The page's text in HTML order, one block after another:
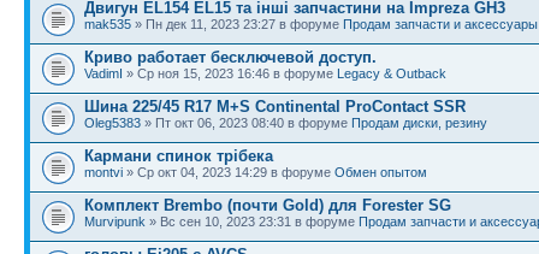
Двигун EL154 EL15 та інші запчастини на Impreza GH3
mak535 » Пн дек 11, 2023 23:27 в форуме Продам запчасти и аксессуары
Криво работает бесключевой доступ.
VadimI » Ср ноя 15, 2023 16:46 в форуме Legacy & Outback
Шина 225/45 R17 M+S Continental ProContact SSR
Oleg5383 » Пт окт 06, 2023 08:40 в форуме Продам диски, резину
Кармани спинок трібека
montvi » Ср окт 04, 2023 14:29 в форуме Обмен опытом
Комплект Brembo (почти Gold) для Forester SG
Murvipunk » Вс сен 10, 2023 23:31 в форуме Продам запчасти и